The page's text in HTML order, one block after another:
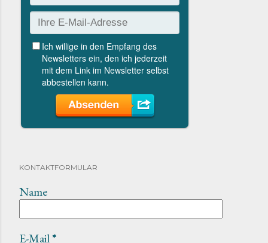
KONTAKTFORMULAR
Name
E-Mail*